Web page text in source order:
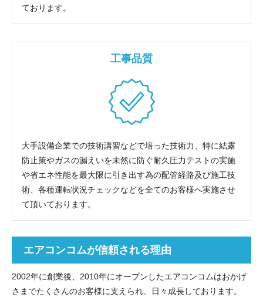
ております。
工事品質
大手設備企業での技術講習などで培った技術力、特に結露
防止策やガスの漏えいを未然に防ぐ耐久圧力テストの実施
や省エネ性能を最大限に引き出す為の配管経路及び施工技
術、各種運転状況チェックなどを全てのお客様へ実施させ
て頂いております。
エアコンコムが信頼される理由
2002年に創業後、2010年にオープンしたエアコンコムはおかげ
さまでたくさんのお客様に支えられ、日々成長しております。